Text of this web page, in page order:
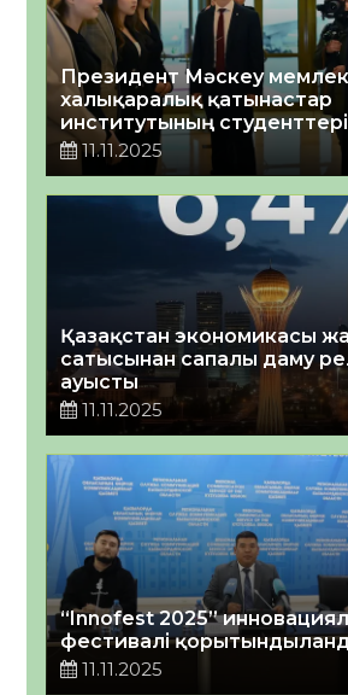
Президент Мәскеу
халықаралық қатынастар
институтының
әңгімелесті
11.11.2025
Қазақстан экономикасы
сатысынан сапалы даму
ауысты
11.11.2025
“Innofest 2025”
фестивалі
11.11.2025